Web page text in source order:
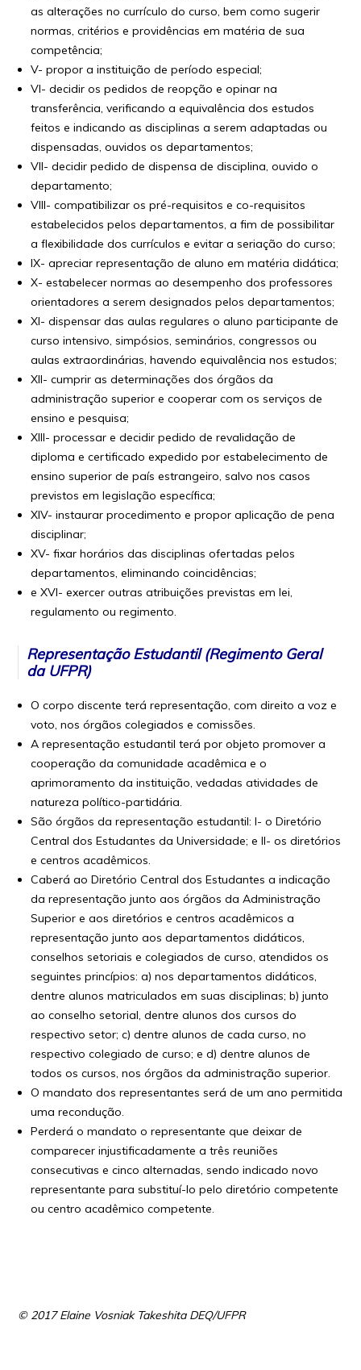
as alterações no currículo do curso, bem como sugerir
normas, critérios e providências em matéria de sua
competência;
V- propor a instituição de período especial;
VI- decidir os pedidos de reopção e opinar na
transferência, verificando a equivalência dos estudos
feitos e indicando as disciplinas a serem adaptadas ou
dispensadas, ouvidos os departamentos;
VII- decidir pedido de dispensa de disciplina, ouvido o
departamento;
VIII- compatibilizar os pré-requisitos e co-requisitos
estabelecidos pelos departamentos, a fim de possibilitar
a flexibilidade dos currículos e evitar a seriação do curso;
IX- apreciar representação de aluno em matéria didática;
X- estabelecer normas ao desempenho dos professores
orientadores a serem designados pelos departamentos;
XI- dispensar das aulas regulares o aluno participante de
curso intensivo, simpósios, seminários, congressos ou
aulas extraordinárias, havendo equivalência nos estudos;
XII- cumprir as determinações dos órgãos da
administração superior e cooperar com os serviços de
ensino e pesquisa;
XIII- processar e decidir pedido de revalidação de
diploma e certificado expedido por estabelecimento de
ensino superior de país estrangeiro, salvo nos casos
previstos em legislação específica;
XIV- instaurar procedimento e propor aplicação de pena
disciplinar;
XV- fixar horários das disciplinas ofertadas pelos
departamentos, eliminando coincidências;
e XVI- exercer outras atribuições previstas em lei,
regulamento ou regimento.
Representação Estudantil (Regimento Geral
da UFPR)
O corpo discente terá representação, com direito a voz e
voto, nos órgãos colegiados e comissões.
A representação estudantil terá por objeto promover a
cooperação da comunidade acadêmica e o
aprimoramento da instituição, vedadas atividades de
natureza político-partidária.
São órgãos da representação estudantil: I- o Diretório
Central dos Estudantes da Universidade; e II- os diretórios
e centros acadêmicos.
Caberá ao Diretório Central dos Estudantes a indicação
da representação junto aos órgãos da Administração
Superior e aos diretórios e centros acadêmicos a
representação junto aos departamentos didáticos,
conselhos setoriais e colegiados de curso, atendidos os
seguintes princípios: a) nos departamentos didáticos,
dentre alunos matriculados em suas disciplinas; b) junto
ao conselho setorial, dentre alunos dos cursos do
respectivo setor; c) dentre alunos de cada curso, no
respectivo colegiado de curso; e d) dentre alunos de
todos os cursos, nos órgãos da administração superior.
O mandato dos representantes será de um ano permitida
uma recondução.
Perderá o mandato o representante que deixar de
comparecer injustificadamente a três reuniões
consecutivas e cinco alternadas, sendo indicado novo
representante para substituí-lo pelo diretório competente
ou centro acadêmico competente.
© 2017 Elaine Vosniak Takeshita DEQ/UFPR